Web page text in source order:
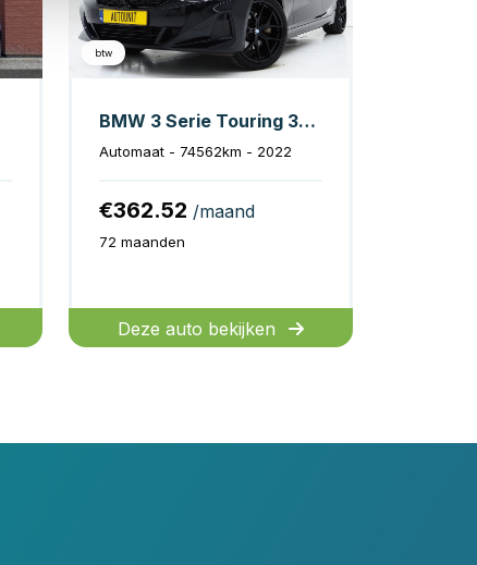
btw
BMW 3 Serie Touring 320e LCI Shadow Line
Automaat - 74562km - 2022
€362.52 /maand
72 maanden
Deze auto bekijken